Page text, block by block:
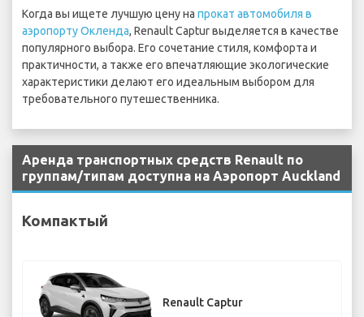
Когда вы ищете лучшую цену на прокат автомобиля в
аэропорту Окленда, Renault Captur выделяется в качестве
популярного выбора. Его сочетание стиля, комфорта и
практичности, а также его впечатляющие экологические
характеристики делают его идеальным выбором для
требовательного путешественника.
Аренда транспортных средств Renault по
группам/типам доступна на Аэропорт Auckland
Компактый
Renault Captur